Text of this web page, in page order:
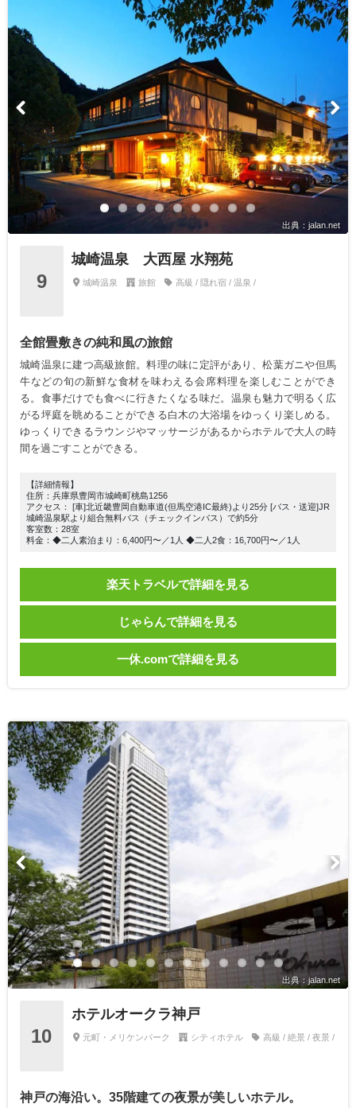
出典：jalan.net
9
城崎温泉 大西屋 水翔苑
城崎温泉 旅館 高級 / 隠れ宿 / 温泉 /
全館畳敷きの純和風の旅館
城崎温泉に建つ高級旅館。料理の味に定評があり、松葉ガニや但馬
牛などの旬の新鮮な食材を味わえる会席料理を楽しむことができ
る。食事だけでも食べに行きたくなる味だ。温泉も魅力で明るく広
がる坪庭を眺めることができる白木の大浴場をゆっくり楽しめる。
ゆっくりできるラウンジやマッサージがあるからホテルで大人の時
間を過ごすことができる。
【詳細情報】
住所：兵庫県豊岡市城崎町桃島1256
アクセス： [車]北近畿豊岡自動車道(但馬空港IC最終)より25分 [バス・送迎]JR
城崎温泉駅より組合無料バス（チェックインバス）で約5分
客室数：28室
料金：◆二人素泊まり：6,400円〜／1人 ◆二人2食：16,700円〜／1人
楽天トラベルで詳細を見る
じゃらんで詳細を見る
一休.comで詳細を見る
出典：jalan.net
10
ホテルオークラ神戸
元町・メリケンパーク シティホテル 高級 / 絶景 / 夜景 /
神戸の海沿い。35階建ての夜景が美しいホテル。